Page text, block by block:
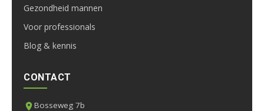
Gezondheid mannen
Voor professionals
Blog & kennis
CONTACT
Bosseweg 7b